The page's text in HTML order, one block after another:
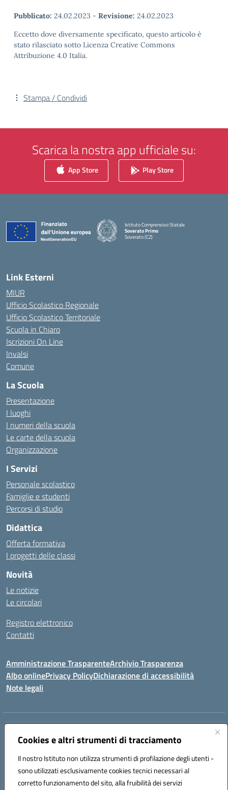
Cookies e altri strumenti di tracciamento
Il nostro Istituto non utilizza strumenti di profilazione degli utenti -
sono utilizzati esclusivamente cookies tecnici necessari al
corretto funzionamento del sito, alla fruibilità dei servizi
Pubblicato: 24.02.2023 - Revisione: 24.02.2023
Eccetto dove diversamente specificato, questo articolo è
stato rilasciato sotto Licenza Creative Commons
Attribuzione 4.0 Italia.
Stampa / Condividi
Scarica la nostra app ufficiale su:
App Store Play Store
Istituto Comprensivo Statale
Soverato Primo
Soverato (CZ)
Link Esterni
MIUR
Ufficio Scolastico Regionale
Ufficio Scolastico Territoriale
Scuola in Chiaro
Iscrizioni On Line
Invalsi
Comune
La Scuola
Presentazione
I luoghi
I numeri della scuola
Le carte della scuola
Organizzazione
I Servizi
Personale scolastico
Famiglie e studenti
Percorsi di studio
Didattica
Offerta formativa
I progetti delle classi
Novità
Le notizie
Le circolari
Registro elettronico
Contatti
Amministrazione TrasparenteArchivio Trasparenza
Albo onlinePrivacy PolicyDichiarazione di accessibilità
Note legali
Indirizzo:
Centralino:096721161 Email:czic869004@istruzione.it
Codice fiscale: 84000710792
Codice meccanografico:
CZIC869004